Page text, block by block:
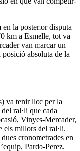
la posterior disputa
km a Esmelle, tot va
van marcar un
absoluta de la
va tenir lloc per la
ral·li que cada
Vinyes-Mercader,
els millors del ral·li.
cronometrades en
Pardo-Perez.